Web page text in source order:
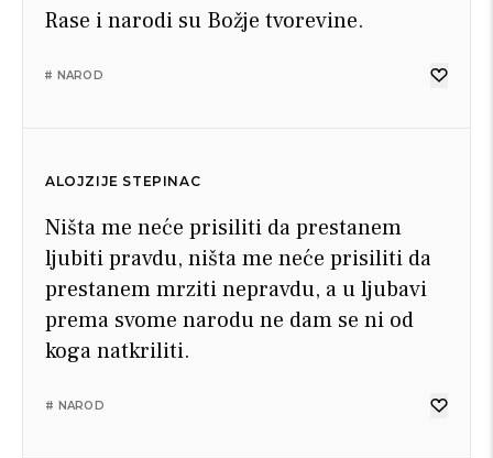
Rase i narodi su Božje tvorevine.
# NAROD
ALOJZIJE STEPINAC
Ništa me neće prisiliti da prestanem
ljubiti pravdu, ništa me neće prisiliti da
prestanem mrziti nepravdu, a u ljubavi
prema svome narodu ne dam se ni od
koga natkriliti.
# NAROD